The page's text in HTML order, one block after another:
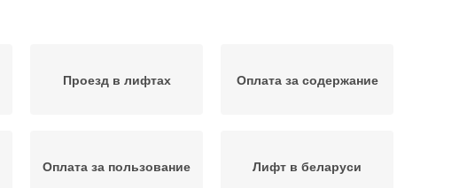
Проезд в лифтах Оплата за содержание
Оплата за пользование Лифт в беларуси